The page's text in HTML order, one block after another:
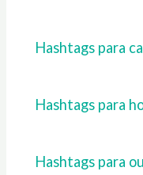
Hashtags para
Hashtags para
Hashtags para